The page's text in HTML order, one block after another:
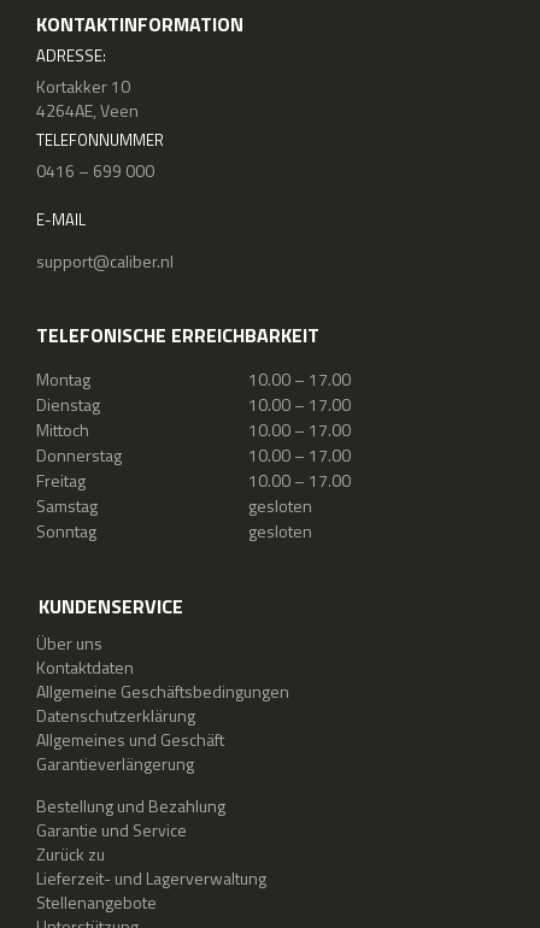
KONTAKTINFORMATION
ADRESSE:
Kortakker 10
4264AE, Veen
TELEFONNUMMER
0416 – 699 000
E-MAIL
support@caliber.nl
TELEFONISCHE ERREICHBARKEIT
Montag
10.00 – 17.00
Dienstag
10.00 – 17.00
Mittoch
10.00 – 17.00
Donnerstag
10.00 – 17.00
Freitag
10.00 – 17.00
Samstag
gesloten
Sonntag
gesloten
KUNDENSERVICE
Über uns
Kontaktdaten
Allgemeine Geschäftsbedingungen
Datenschutzerklärung
Allgemeines und Geschäft
Garantieverlängerung
Bestellung und Bezahlung
Garantie und Service
Zurück zu
Lieferzeit- und Lagerverwaltung
Stellenangebote